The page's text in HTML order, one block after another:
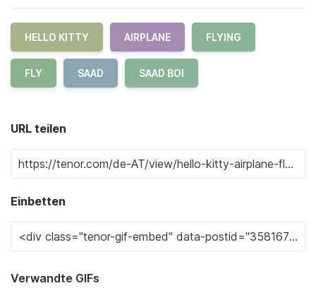
HELLO KITTY AIRPLANE FLYING
FLY SAAD SAAD BOI
URL teilen
Einbetten
Verwandte GIFs